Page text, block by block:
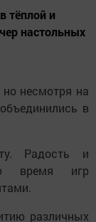
тёплой и
настольных
несмотря на
в
Радость и
время игр
различных